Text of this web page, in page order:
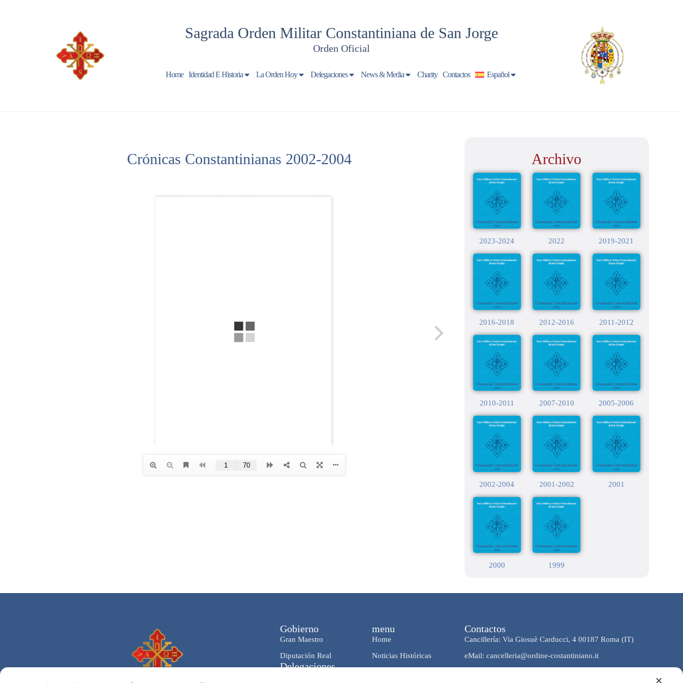
Sagrada Orden Militar Constantiniana de San Jorge
Orden Oficial
Home Identidad E Historia La Orden Hoy Delegaciones News & Media Charity Contactos Español
Crónicas Constantinianas 2002-2004 Archivo
2023-2024 2022 2019-2021
2016-2018 2012-2016 2011-2012
2010-2011 2007-2010 2005-2006
2002-2004 2001-2002 2001
2000 1999
Gobierno
Gran Maestro
Diputación Real
Delegaciones
menu
Home
Noticias Históricas
Contactos
Cancillería: Via Giosuè Carducci, 4 00187 Roma (IT)
eMail: cancelleria@ordine-costantiniano.it
✕